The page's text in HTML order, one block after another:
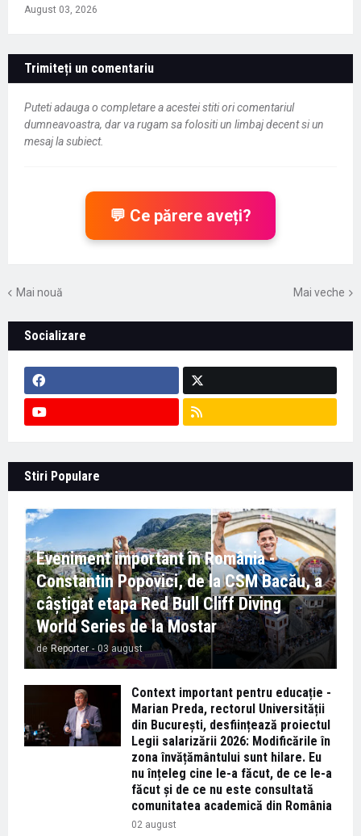
August 03, 2026
Trimiteți un comentariu
Puteti adauga o completare a acestei stiti ori comentariul
dumneavoastra, dar va rugam sa folositi un limbaj decent si un
mesaj la subiect.
💬 Ce părere aveți?
Mai nouă Mai veche
Socializare
Stiri Populare
Eveniment important în România -
Constantin Popovici, de la CSM Bacău, a
câștigat etapa Red Bull Cliff Diving
World Series de la Mostar
de Reporter - 03 august
Context important pentru educație -
Marian Preda, rectorul Universității
din București, desființează proiectul
Legii salarizării 2026: Modificările în
zona învățământului sunt hilare. Eu
nu înțeleg cine le-a făcut, de ce le-a
făcut și de ce nu este consultată
comunitatea academică din România
02 august